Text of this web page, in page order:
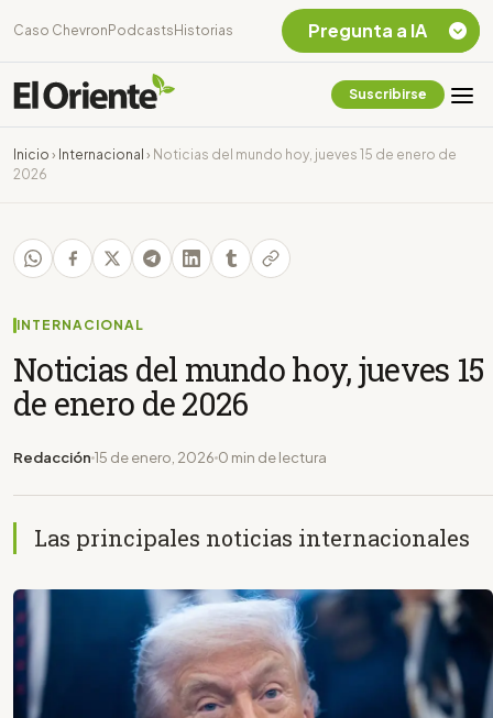
Caso Chevron Podcasts Historias
Suscribirse
Inicio › Internacional › Noticias del mundo hoy, jueves 15 de enero de
2026
INTERNACIONAL
Noticias del mundo hoy, jueves 15
de enero de 2026
Redacción 15 de enero, 2026 0 min de lectura
Las principales noticias internacionales
Pregunta a IA
Chevron Ecuador